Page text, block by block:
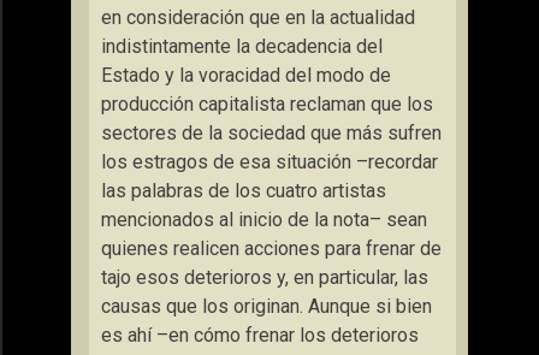
en consideración que en la actualidad
indistintamente la decadencia del
Estado y la voracidad del modo de
producción capitalista reclaman que los
sectores de la sociedad que más sufren
los estragos de esa situación –recordar
las palabras de los cuatro artistas
mencionados al inicio de la nota– sean
quienes realicen acciones para frenar de
tajo esos deterioros y, en particular, las
causas que los originan. Aunque si bien
es ahí –en cómo frenar los deterioros